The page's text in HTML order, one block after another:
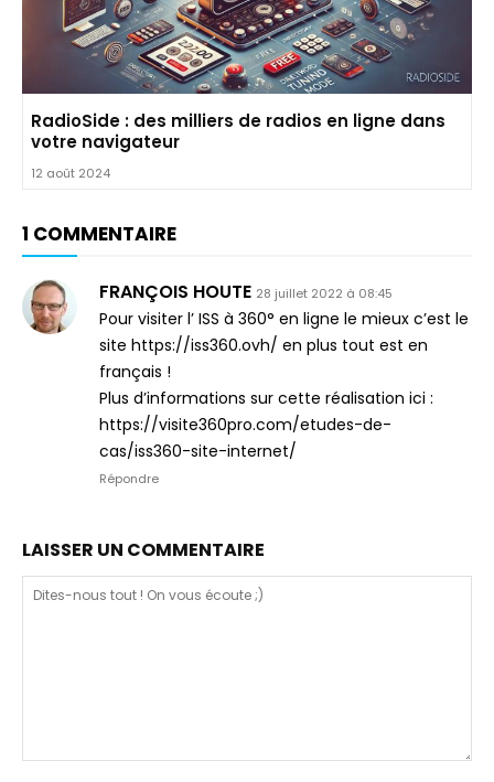
RadioSide : des milliers de radios en ligne dans
votre navigateur
12 août 2024
1 COMMENTAIRE
FRANÇOIS HOUTE 28 juillet 2022 à 08:45
Pour visiter l’ ISS à 360° en ligne le mieux c’est le
site https://iss360.ovh/ en plus tout est en
français !
Plus d’informations sur cette réalisation ici :
https://visite360pro.com/etudes-de-
cas/iss360-site-internet/
Répondre
LAISSER UN COMMENTAIRE